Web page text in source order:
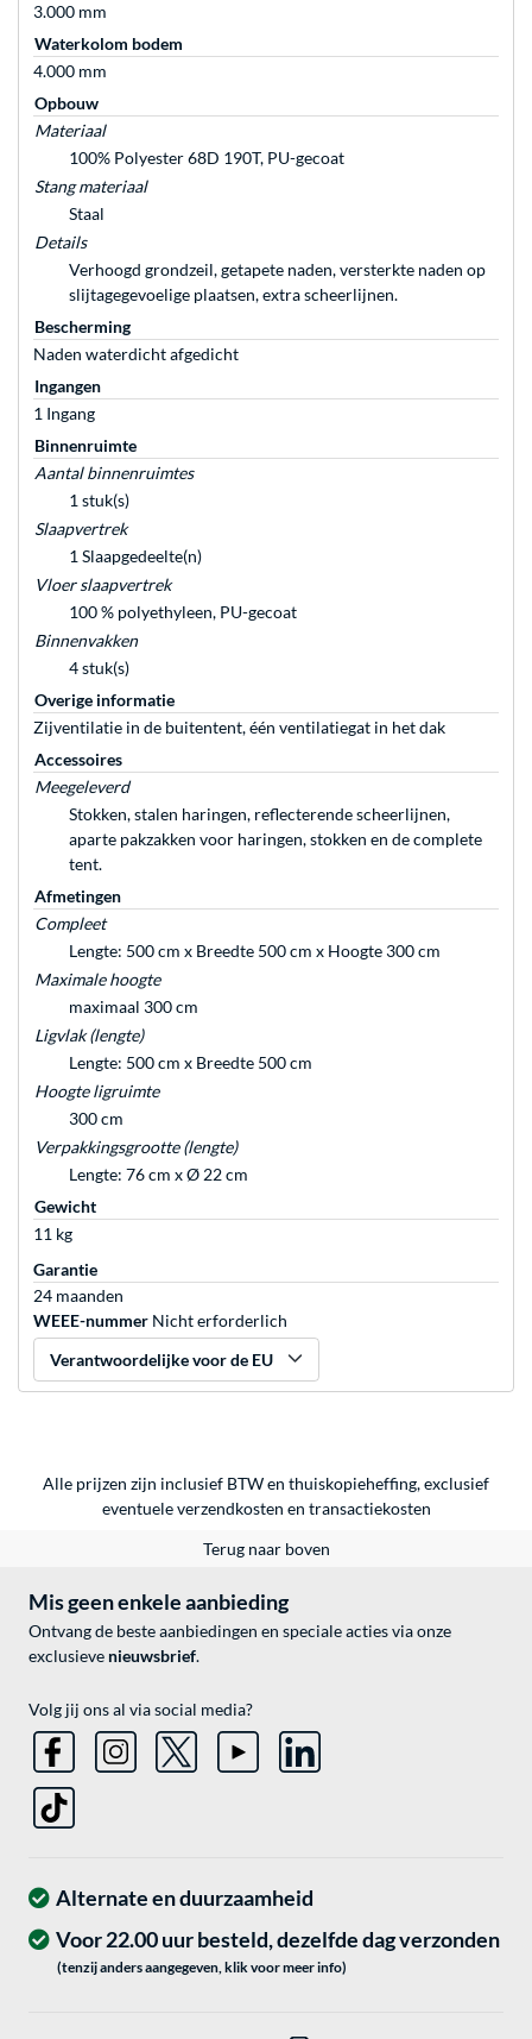
3.000 mm
Waterkolom bodem
4.000 mm
Opbouw
Materiaal
100% Polyester 68D 190T, PU-gecoat
Stang materiaal
Staal
Details
Verhoogd grondzeil, getapete naden, versterkte naden op
slijtagegevoelige plaatsen, extra scheerlijnen.
Bescherming
Naden waterdicht afgedicht
Ingangen
1 Ingang
Binnenruimte
Aantal binnenruimtes
1 stuk(s)
Slaapvertrek
1 Slaapgedeelte(n)
Vloer slaapvertrek
100 % polyethyleen, PU-gecoat
Binnenvakken
4 stuk(s)
Overige informatie
Zijventilatie in de buitentent, één ventilatiegat in het dak
Accessoires
Meegeleverd
Stokken, stalen haringen, reflecterende scheerlijnen,
aparte pakzakken voor haringen, stokken en de complete
tent.
Afmetingen
Compleet
Lengte: 500 cm x Breedte 500 cm x Hoogte 300 cm
Maximale hoogte
maximaal 300 cm
Ligvlak (lengte)
Lengte: 500 cm x Breedte 500 cm
Hoogte ligruimte
300 cm
Verpakkingsgrootte (lengte)
Lengte: 76 cm x Ø 22 cm
Gewicht
11 kg
Garantie
24 maanden
WEEE-nummer Nicht erforderlich
Verantwoordelijke voor de EU
Alle prijzen zijn inclusief BTW en thuiskopieheffing, exclusief
eventueleverzendkosten en transactiekosten
Terug naar boven
Mis geen enkele aanbieding
Ontvang de beste aanbiedingen en speciale acties via onze
exclusieve nieuwsbrief.
Volg jij ons al via social media?
Alternate en duurzaamheid
Voor 22.00 uur besteld, dezelfde dag verzonden
(tenzij anders aangegeven, klik voor meer info)